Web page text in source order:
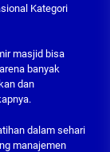
Kategori
masjid bisa
banyak
dan
dalam sehari
manajemen